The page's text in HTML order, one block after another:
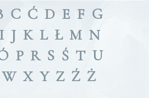
C Ć D E F G
I J K L Ł M N
P R S Ś T U
W X Y Z Ź Ż